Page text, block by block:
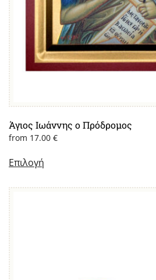
Άγιος Ιωάννης ο Πρόδρομος
from 17.00 €
Επιλογή